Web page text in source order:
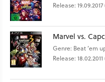
Release:
Marvel vs.
Genre: Beat ’em
Release: